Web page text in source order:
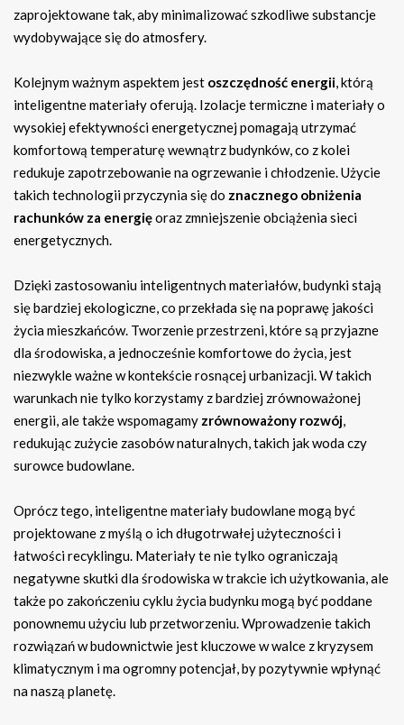
zaprojektowane tak, aby minimalizować szkodliwe substancje
wydobywające się do atmosfery.
Kolejnym ważnym aspektem jest oszczędność energii , którą
inteligentne materiały oferują. Izolacje termiczne i materiały o
wysokiej efektywności energetycznej pomagają utrzymać
komfortową temperaturę wewnątrz budynków, co z kolei
redukuje zapotrzebowanie na ogrzewanie i chłodzenie. Użycie
takich technologii przyczynia się do znacznego obniżenia
rachunków za energięoraz zmniejszenie obciążenia sieci
energetycznych.
Dzięki zastosowaniu inteligentnych materiałów, budynki stają
się bardziej ekologiczne, co przekłada się na poprawę jakości
życia mieszkańców. Tworzenie przestrzeni, które są przyjazne
dla środowiska, a jednocześnie komfortowe do życia, jest
niezwykle ważne w kontekście rosnącej urbanizacji. W takich
warunkach nie tylko korzystamy z bardziej zrównoważonej
energii, ale także wspomagamy zrównoważony rozwój
redukując zużycie zasobów naturalnych, takich jak woda czy
surowce budowlane.
Oprócz tego, inteligentne materiały budowlane mogą być
projektowane z myślą o ich długotrwałej użyteczności i
łatwości recyklingu. Materiały te nie tylko ograniczają
negatywne skutki dla środowiska w trakcie ich użytkowania, ale
także po zakończeniu cyklu życia budynku mogą być poddane
ponownemu użyciu lub przetworzeniu. Wprowadzenie takich
rozwiązań w budownictwie jest kluczowe w walce z kryzysem
klimatycznym i ma ogromny potencjał, by pozytywnie wpłynąć
na naszą planetę.